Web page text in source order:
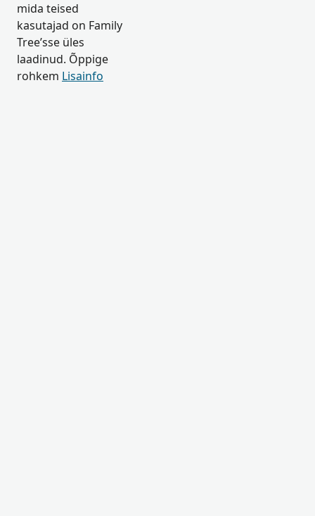
mida teised
kasutajad on Family
Tree’sse üles
laadinud. Õppige
rohkem Lisainfo